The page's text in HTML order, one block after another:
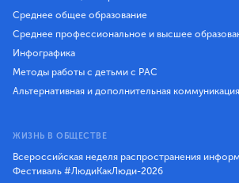
Среднее общее образование
Среднее профессиональное и высшее
Инфографика
Методы работы с детьми с РАС
Альтернативная и дополнительная
ЖИЗНЬ В ОБЩЕСТВЕ
Всероссийская неделя распространения
Фестиваль #ЛюдиКакЛюди-2026